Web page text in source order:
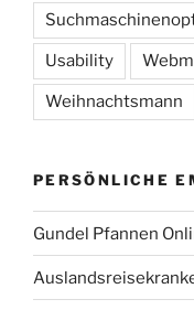
Usability
Weihnachtsmann
PERSÖNLICHE
Gundel Pfannen